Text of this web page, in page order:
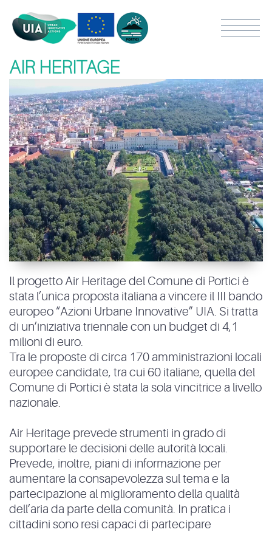
AIR HERITAGE
Il progetto Air Heritage del Comune di Portici è
stata l’unica proposta italiana a vincere il III bando
europeo “Azioni Urbane Innovative” UIA. Si tratta
di un’iniziativa triennale con un budget di 4,1
milioni di euro.
Tra le proposte di circa 170 amministrazioni locali
europee candidate, tra cui 60 italiane, quella del
Comune di Portici è stata la sola vincitrice a livello
nazionale.
Air Heritage prevede strumenti in grado di
supportare le decisioni delle autorità locali.
Prevede, inoltre, piani di informazione per
aumentare la consapevolezza sul tema e la
partecipazione al miglioramento della qualità
dell’aria da parte della comunità. In pratica i
cittadini sono resi capaci di partecipare